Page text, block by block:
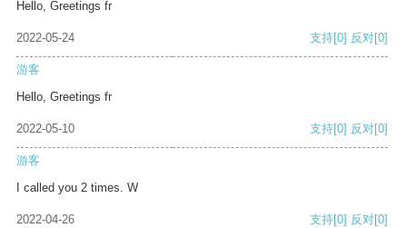
Hello, Greetings fr
2022-05-24 支持[0] 反对[0]
游客
Hello, Greetings fr
2022-05-10 支持[0] 反对[0]
游客
I called you 2 times. W
2022-04-26 支持[0] 反对[0]